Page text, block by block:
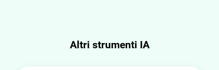
Altri strumenti IA